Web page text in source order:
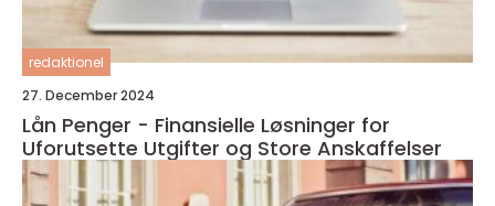
redaktionel
27. December 2024
Lån Penger - Finansielle Løsninger for
Uforutsette Utgifter og Store Anskaffelser